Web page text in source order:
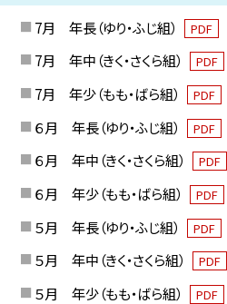
7月 年長（ゆり・ふじ組） PDF
7月 年中（きく・さくら組）
PDF
7月 年少（もも・ばら組）
PDF
６月 年長（ゆり・ふじ組）
PDF
６月 年中（きく・さくら組）
PDF
６月 年少（もも・ばら組）
PDF
５月 年長（ゆり・ふじ組）
PDF
５月 年中（きく・さくら組）
PDF
５月 年少（もも・ばら組）
PDF